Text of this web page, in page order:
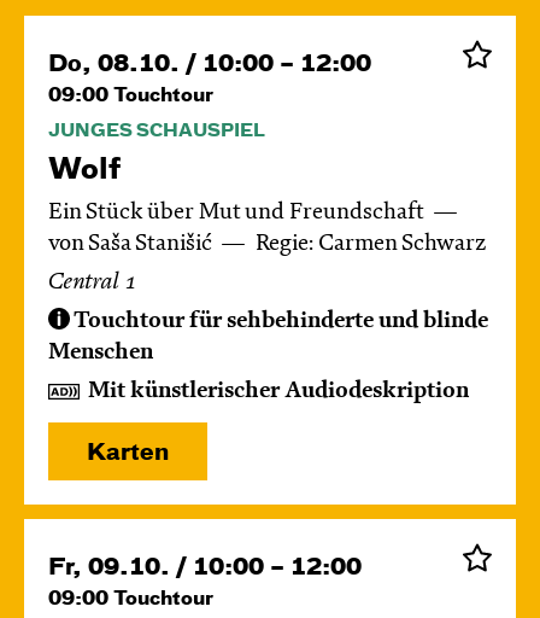
Do, 08.10. / 10:00 – 12:00
09:00 Touchtour
JUNGES SCHAUSPIEL
Wolf
Ein Stück über Mut und Freundschaft
von Saša Stanišić
Regie: Carmen Schwarz
Central 1
Touchtour für sehbehinderte und blinde
Menschen
Mit künstlerischer Audiodeskription
Karten
Fr, 09.10. / 10:00 – 12:00
09:00 Touchtour